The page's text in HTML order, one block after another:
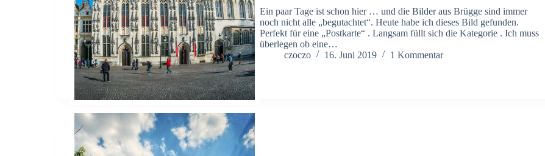
Ein paar Tage ist schon hier … und die Bilder aus Brügge sind immer
noch nicht alle „begutachtet“. Heute habe ich dieses Bild gefunden.
Perfekt für eine „Postkarte“ . Langsam füllt sich die Kategorie . Ich muss
überlegen ob eine…
czoczo
16. Juni 2019 1 Kommentar